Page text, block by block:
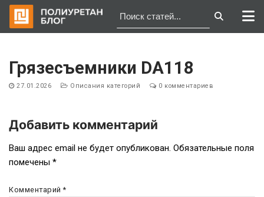
содержимому
Грязесъемники DA118
27.01.2026 Описания категорий 0 комментариев
Навигация
по
записям
Добавить комментарий
Ваш адрес email не будет опубликован. Обязательные поля
помечены *
Комментарий*